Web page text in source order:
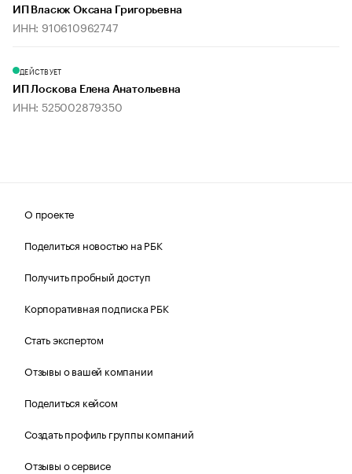
ИП Власюк Оксана Григорьевна
ИНН: 910610962747
ДЕЙСТВУЕТ
ИП Лоскова Елена Анатольевна
ИНН: 525002879350
О проекте
Поделиться новостью на РБК
Получить пробный доступ
Корпоративная подписка РБК
Стать экспертом
Отзывы о вашей компании
Поделиться кейсом
Создать профиль группы компаний
Отзывы о сервисе